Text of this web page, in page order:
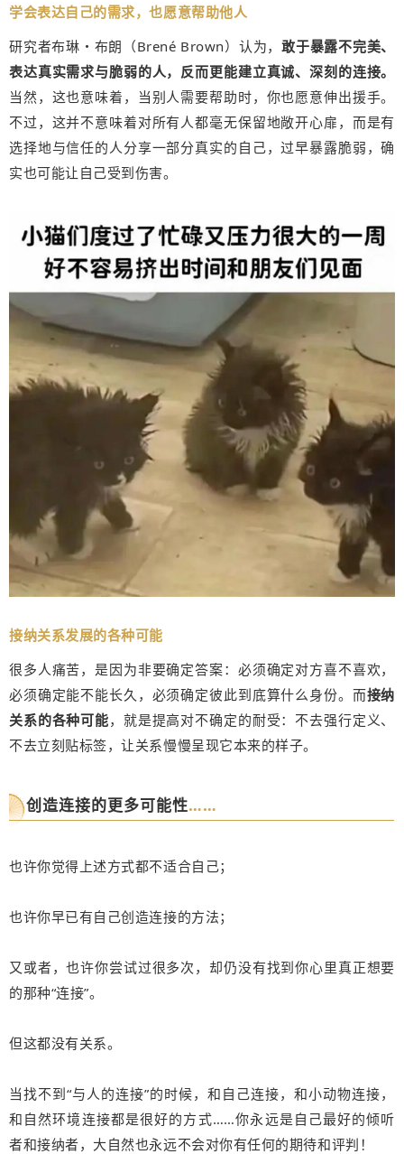
学会表达自己的需求，也愿意帮助他人
研究者布琳・布朗（Brené Brown）认为，敢于暴露不完美、
表达真实需求与脆弱的人，反而更能建立真诚、深刻的连接。
当然，这也意味着，当别人需要帮助时，你也愿意伸出援手。
不过，这并不意味着对所有人都毫无保留地敞开心扉，而是有
选择地与信任的人分享一部分真实的自己，过早暴露脆弱，确
实也可能让自己受到伤害。
接纳关系发展的各种可能
很多人痛苦，是因为非要确定答案：必须确定对方喜不喜欢，
必须确定能不能长久，必须确定彼此到底算什么身份。而接纳
关系的各种可能，就是提高对不确定的耐受：不去强行定义、
不去立刻贴标签，让关系慢慢呈现它本来的样子。
创造连接的更多可能性……
也许你觉得上述方式都不适合自己；
也许你早已有自己创造连接的方法；
又或者，也许你尝试过很多次，却仍没有找到你心里真正想要
的那种“连接”。
但这都没有关系。
当找不到“与人的连接”的时候，和自己连接，和小动物连接，
和自然环境连接都是很好的方式……你永远是自己最好的倾听
者和接纳者，大自然也永远不会对你有任何的期待和评判！